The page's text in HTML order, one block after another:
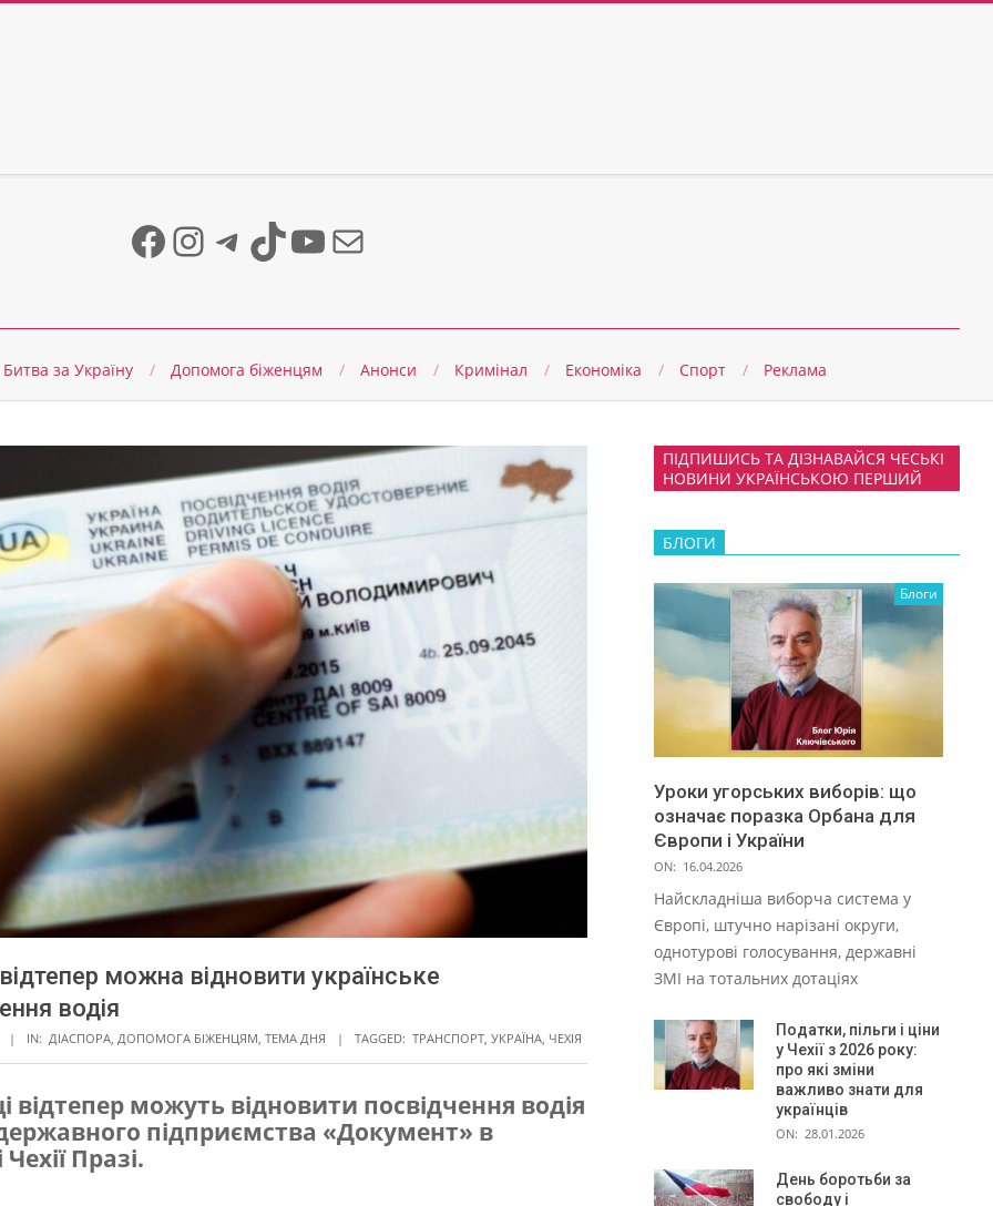
Facebook
Instagram
Telegram
TikTok
YouTube
Mail
Битва за Україну Допомога біженцям Анонси Кримінал Економіка Спорт Реклама
можна відновити українське
водія
IN: ДІАСПОРА ДОПОМОГА БІЖЕНЦЯМ ТЕМА ДНЯ TAGGED: ТРАНСПОРТ УКРАЇНА ЧЕХІЯ
відтепер можуть відновити посвідчення водія
державного підприємства «Документ» в
Празі.
ПІДПИШИСЬ ТА ДІЗНАВАЙСЯ ЧЕСЬКІ
НОВИНИ УКРАЇНСЬКОЮ ПЕРШИЙ
БЛОГИ
Блоги
Уроки угорських виборів: що
означає поразка Орбана для
Європи і України
ON: 16.04.2026
Найскладніша виборча система у
Європі, штучно нарізані округи,
однотурові голосування, державні
ЗМІ на тотальних дотаціях
Податки, пільги і ціни
у Чехії з 2026 року:
про які зміни
важливо знати для
українців
ON: 28.01.2026
День боротьби за
свободу і